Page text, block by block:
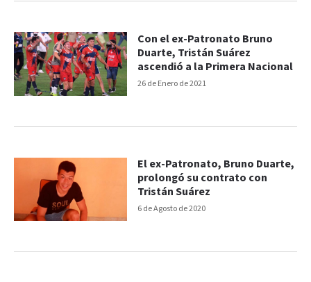
26 de Enero de 2021
Con el ex-Patronato Bruno
Duarte, Tristán Suárez
ascendió a la Primera Nacional
6 de Agosto de 2020
El ex-Patronato, Bruno Duarte,
prolongó su contrato con
Tristán Suárez